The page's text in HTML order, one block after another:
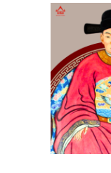
ครรล